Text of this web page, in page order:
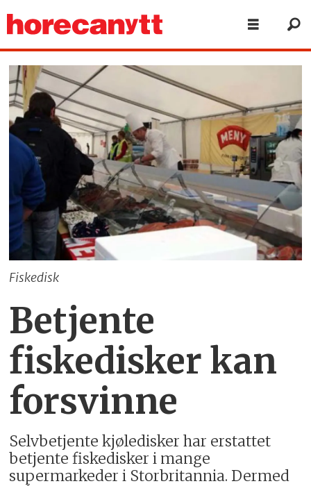
Fiskedisk
Betjente
fiskedisker kan
forsvinne
Selvbetjente kjøledisker har erstattet
betjente fiskedisker i mange
supermarkeder i Storbritannia. Dermed